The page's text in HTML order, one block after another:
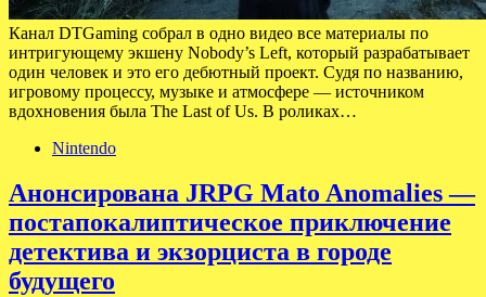
Канал DTGaming собрал в одно видео все материалы по
интригующему экшену Nobody’s Left, который разрабатывает
один человек и это его дебютный проект. Судя по названию,
игровому процессу, музыке и атмосфере — источником
вдохновения была The Last of Us. В роликах…
Nintendo
Анонсирована JRPG Mato Anomalies —
постапокалиптическое приключение
детектива и экзорциста в городе
будущего